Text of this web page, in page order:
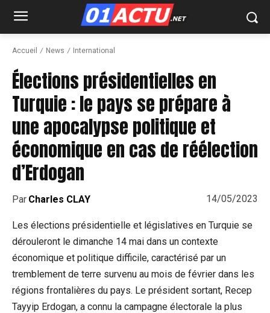
Accueil News International
Élections présidentielles en
Turquie : le pays se prépare à
une apocalypse politique et
économique en cas de réélection
d’Erdogan
14/05/2023
Par Charles CLAY
Les élections présidentielle et législatives en Turquie se
dérouleront le dimanche 14 mai dans un contexte
économique et politique difficile, caractérisé par un
tremblement de terre survenu au mois de février dans les
régions frontalières du pays. Le président sortant, Recep
Tayyip Erdogan, a connu la campagne électorale la plus